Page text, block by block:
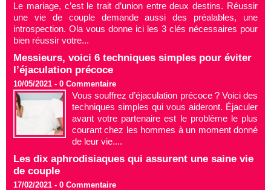
Le mariage, c’est le trait d’union entre deux destins. Réussir
une vie de couple demande aussi des préalables, une
introspection. Ola vous donne ici les 3 clés nécessaires pour
bien réussir votre...
Messieurs, voici 6 techniques simples pour éviter
l’éjaculation précoce
10/05/2021 - 0 Commentaire
Vous souffrez d’éjaculation précoce ? Voici des
techniques simples qui vous aideront. Éjaculer
avant votre partenaire est le problème le plus
courant chez les hommes à un moment donné
de leur vie....
Les dix aphrodisiaques qui assurent une saine vie
de couple
17/02/2021 - 0 Commentaire